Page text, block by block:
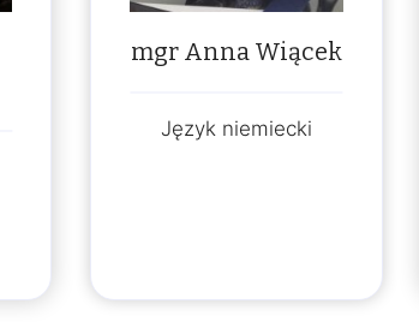
mgr Anna Wiącek
Język niemiecki